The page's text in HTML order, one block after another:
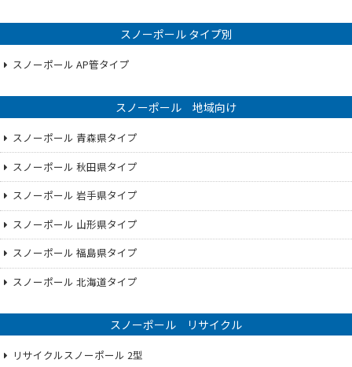
スノーポール タイプ別
スノーポール AP管タイプ
スノーポール 地域向け
スノーポール 青森県タイプ
スノーポール 秋田県タイプ
スノーポール 岩手県タイプ
スノーポール 山形県タイプ
スノーポール 福島県タイプ
スノーポール 北海道タイプ
スノーポール リサイクル
リサイクルスノーポール 2型